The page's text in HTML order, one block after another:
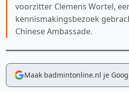
voorzitter Clemens Wortel,
kennismakingsbezoek
Chinese Ambassade.
Maak badmintonline.nl je